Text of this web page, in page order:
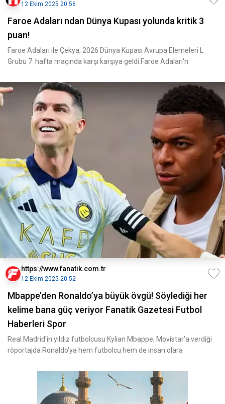
12 Ekim 2025 20:56
Faroe Adaları ndan Dünya Kupası yolunda kritik 3
puan!
Faroe Adaları ile Çekya, 2026 Dünya Kupası Avrupa Elemeleri L
Grubu 7. hafta maçında karşı karşıya geldi.Faroe Adaları'n
https://www.fanatik.com.tr
12 Ekim 2025 20:52
Mbappe’den Ronaldo’ya büyük övgü! Söylediği her
kelime bana güç veriyor Fanatik Gazetesi Futbol
Haberleri Spor
Real Madrid'in yıldız futbolcusu Kylian Mbappe, Movistar'a verdiği
röportajda Ronaldo'ya hem futbolcu hem de insan olara